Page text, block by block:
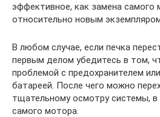
эффективное, как замена самого
относительно новым
В любом случае, если печка
первым делом убедитесь в том,
проблемой с предохранителем
батареей. После чего можно
тщательному осмотру системы,
самого мотора.